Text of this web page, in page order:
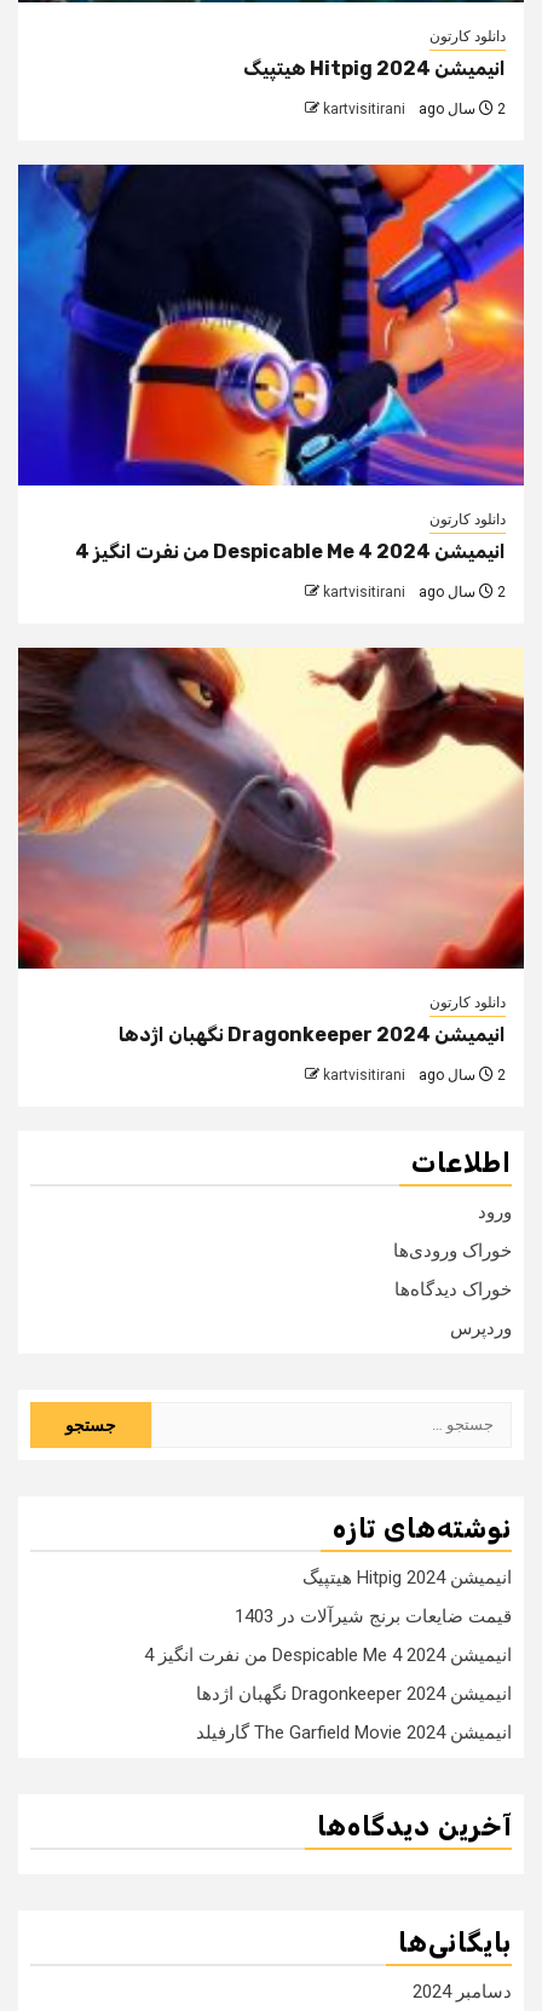
دانلود کارتون
انیمیشن Hitpig 2024 هیتپیگ
2 سال ago kartvisitirani
دانلود کارتون
انیمیشن Despicable Me 4 2024 من نفرت انگیز 4
2 سال ago kartvisitirani
دانلود کارتون
انیمیشن Dragonkeeper 2024 نگهبان اژدها
2 سال ago kartvisitirani
اطلاعات
ورود
خوراک ورودی‌ها
خوراک دیدگاه‌ها
وردپرس
نوشته‌های تازه
انیمیشن Hitpig 2024 هیتپیگ
قیمت ضایعات برنج شیرآلات در 1403
انیمیشن Despicable Me 4 2024 من نفرت انگیز 4
انیمیشن Dragonkeeper 2024 نگهبان اژدها
انیمیشن The Garfield Movie 2024 گارفیلد
آخرین دیدگاه‌ها
بایگانی‌ها
دسامبر 2024